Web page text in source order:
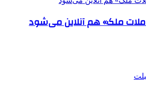
ملک» هم آنلاین می‌شود